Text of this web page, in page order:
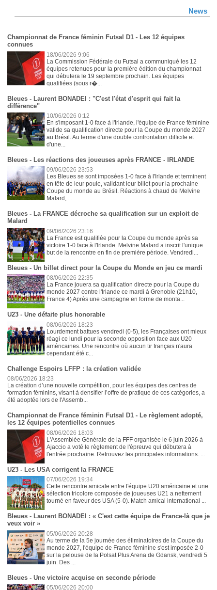
News
Championnat de France féminin Futsal D1 - Les 12 équipes
connues
18/06/2026 9:06
La Commission Fédérale du Futsal a communiqué les 12
équipes retenues pour la première édition du championnat
qui débutera le 19 septembre prochain. Les équipes
qualifiées (sous r�...
Bleues - Laurent BONADEI : "C'est l'état d'esprit qui fait la
différence"
10/06/2026 0:12
En s'imposant 1-0 face à l'Irlande, l'équipe de France féminine
valide sa qualification directe pour la Coupe du monde 2027
au Brésil. Au terme d'une double confrontation difficile et
d'une...
Bleues - Les réactions des joueuses après FRANCE - IRLANDE
09/06/2026 23:53
Les Bleues se sont imposées 1-0 face à l'Irlande et terminent
en tête de leur poule, validant leur billet pour la prochaine
Coupe du monde au Brésil. Réactions à chaud de Melvine
Malard, ...
Bleues - La FRANCE décroche sa qualification sur un exploit de
Malard
09/06/2026 23:16
La France est qualifiée pour la Coupe du monde après sa
victoire 1-0 face à l'Irlande. Melvine Malard a inscrit l'unique
but de la rencontre en fin de première période. Vendredi...
Bleues - Un billet direct pour la Coupe du Monde en jeu ce mardi
08/06/2026 22:35
La France jouera sa qualification directe pour la Coupe du
monde 2027 contre l'Irlande ce mardi à Grenoble (21h10,
France 4) Après une campagne en forme de monta...
U23 - Une défaite plus honorable
08/06/2026 18:23
Lourdement battues vendredi (0-5), les Françaises ont mieux
réagi ce lundi pour la seconde opposition face aux U20
américaines. Une rencontre où aucun tir français n'aura
cependant été c...
Challenge Espoirs LFFP : la création validée
08/06/2026 18:23
La création d’une nouvelle compétition, pour les équipes des centres de
formation féminins, visant à densifier l’offre de pratique de ces catégories, a
été adoptée lors de l'Assemb...
Championnat de France féminin Futsal D1 - Le règlement adopté,
les 12 équipes potentielles connues
08/06/2026 18:03
L'Assemblée Générale de la FFF organisée le 6 juin 2026 à
Ajaccio a voté le règlement de l'épreuve qui débutera à
l'entrée prochaine. Retrouvez les principales informations. ...
U23 - Les USA corrigent la FRANCE
07/06/2026 19:34
Cette rencontre amicale entre l'équipe U20 américaine et une
sélection tricolore composée de joueuses U21 a nettement
tourné en faveur des USA (5-0). Match amical international ...
Bleues - Laurent BONADEI : « C'est cette équipe de France-là que je
veux voir »
05/06/2026 20:28
Au terme de la 5e journée des éliminatoires de la Coupe du
monde 2027, l'équipe de France féminine s'est imposée 2-0
sur la pelouse de la Polsat Plus Arena de Gdansk, vendredi 5
juin. Des ...
Bleues - Une victoire acquise en seconde période
05/06/2026 20:00